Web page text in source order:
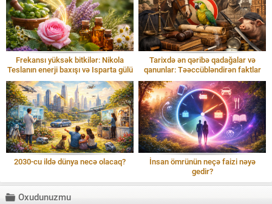
Frekansı yüksək bitkilər: Nikola
Teslanın enerji baxışı və Isparta gülü
Tarixdə ən qəribə qadağalar və
qanunlar: Təəccübləndirən faktlar
2030-cu ildə dünya necə olacaq?
İnsan ömrünün neçə faizi nəyə
gedir?
Oxudunuzmu